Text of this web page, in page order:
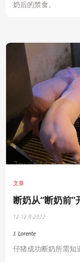
奶后的禁食。
文章
断奶从“断奶前”
12-12月-2022
J. Lorente
仔猪成功断奶所需知